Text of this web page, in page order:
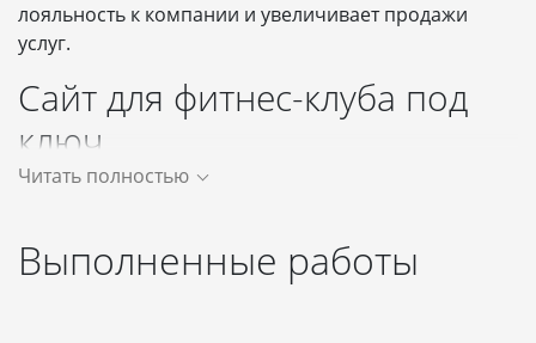
лояльность к компании и увеличивает продажи
услуг.
Сайт для фитнес-клуба под
ключ
такие решения как:
Читать полностью
Выполненные работы